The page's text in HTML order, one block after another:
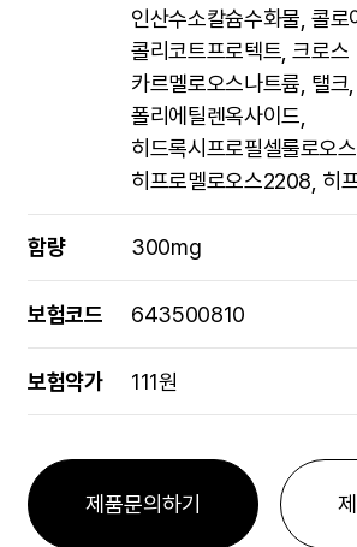
인산수소칼슘수화물, 콜로
콜리코트프로텍트, 크로스
카르멜로오스나트륨, 탤크,
폴리에틸렌옥사이드,
히드록시프로필셀룰로오스,
히프로멜로오스2208, 히
함량 300mg
보험코드 643500810
보험약가 111원
제품문의하기